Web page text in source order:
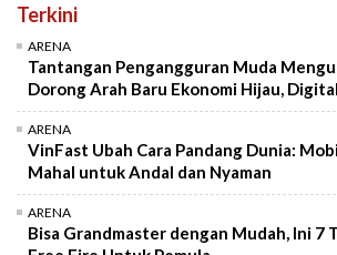
Terkini
ARENA
Tantangan Pengangguran Muda
Dorong Arah Baru Ekonomi Hijau,
ARENA
VinFast Ubah Cara Pandang Dunia:
Mahal untuk Andal dan Nyaman
ARENA
Bisa Grandmaster dengan Mudah, Ini 7